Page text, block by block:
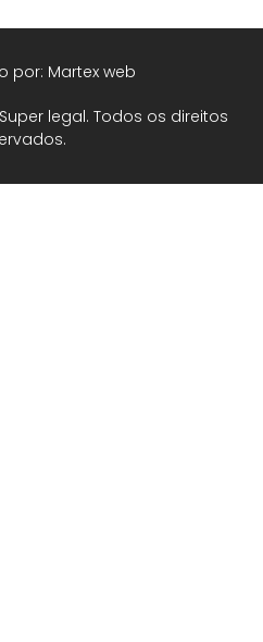
legal. Todos os direitos
por: Martex web